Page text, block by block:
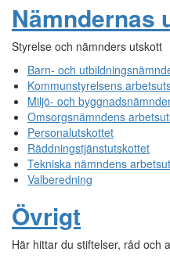
Nämndernas
Styrelse och nämnders utskott
Barn- och
Kommunstyrelsens
Miljö- och
Omsorgsnämndens
Personalutskottet
Räddningstjänstutskottet
Tekniska nämndens
Valberedning
Övrigt
Här hittar du stiftelser, råd och